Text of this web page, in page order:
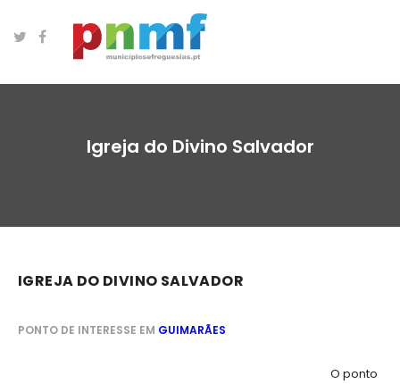
Igreja do Divino Salvador
IGREJA DO DIVINO SALVADOR
PONTO DE INTERESSE EM GUIMARÃES
O ponto